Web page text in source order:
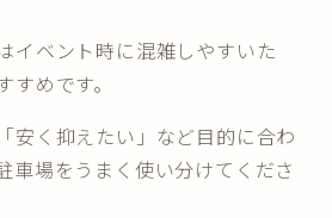
イベント時に混雑しやすいた
すめです。
安く抑えたい」など目的に合わ
車場をうまく使い分けてくださ